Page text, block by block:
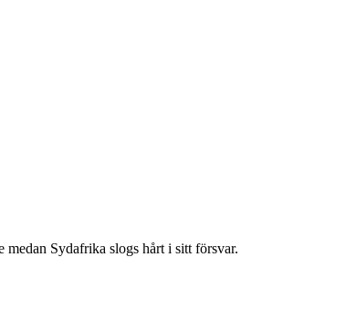
Sydafrika slogs hårt i sitt försvar.